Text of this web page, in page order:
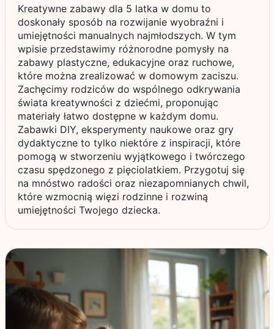
Kreatywne zabawy dla 5 latka w domu to
doskonały sposób na rozwijanie wyobraźni i
umiejętności manualnych najmłodszych. W tym
wpisie przedstawimy różnorodne pomysły na
zabawy plastyczne, edukacyjne oraz ruchowe,
które można zrealizować w domowym zaciszu.
Zachęcimy rodziców do wspólnego odkrywania
świata kreatywności z dziećmi, proponując
materiały łatwo dostępne w każdym domu.
Zabawki DIY, eksperymenty naukowe oraz gry
dydaktyczne to tylko niektóre z inspiracji, które
pomogą w stworzeniu wyjątkowego i twórczego
czasu spędzonego z pięciolatkiem. Przygotuj się
na mnóstwo radości oraz niezapomnianych chwil,
które wzmocnią więzi rodzinne i rozwiną
umiejętności Twojego dziecka.